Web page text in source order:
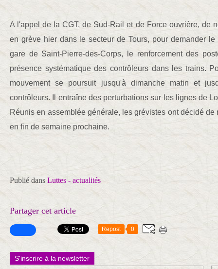
A l'appel de la CGT, de Sud-Rail et de Force ouvrière, de
en grève hier dans le secteur de Tours, pour demander
gare de Saint-Pierre-des-Corps, le renforcement des
présence systématique des contrôleurs dans les trains.
mouvement se poursuit jusqu'à dimanche matin et
contrôleurs. Il entraîne des perturbations sur les lignes de
Réunis en assemblée générale, les grévistes ont décidé
en fin de semaine prochaine.
Publié dans Luttes - actualités
Partager cet article
Repost 0
S'inscrire à la newsletter